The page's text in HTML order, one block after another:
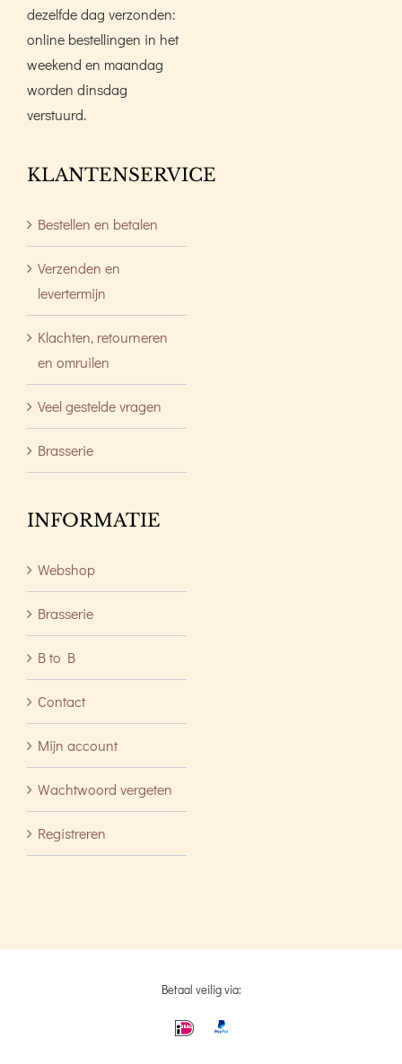
dezelfde dag verzonden:
online bestellingen in het
weekend en maandag
worden dinsdag
verstuurd.
KLANTENSERVICE
Bestellen en betalen
Verzenden en
levertermijn
Klachten, retourneren
en omruilen
Veel gestelde vragen
Brasserie
INFORMATIE
Webshop
Brasserie
B to B
Contact
Mijn account
Wachtwoord vergeten
Registreren
Betaal veilig via: